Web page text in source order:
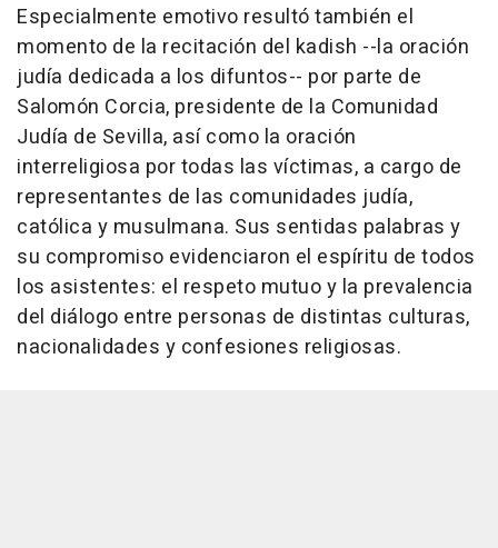
Especialmente emotivo resultó también el
momento de la recitación del kadish --la oración
judía dedicada a los difuntos-- por parte de
Salomón Corcia, presidente de la Comunidad
Judía de Sevilla, así como la oración
interreligiosa por todas las víctimas, a cargo de
representantes de las comunidades judía,
católica y musulmana. Sus sentidas palabras y
su compromiso evidenciaron el espíritu de todos
los asistentes: el respeto mutuo y la prevalencia
del diálogo entre personas de distintas culturas,
nacionalidades y confesiones religiosas.